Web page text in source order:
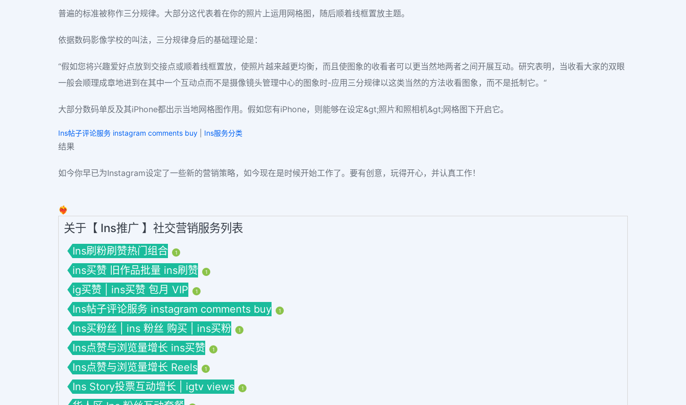
普遍的标准被称作三分规律。大部分这代表着在你的照片上运用网格图，随后顺着线框置放主题。
依据数码影像学校的叫法，三分规律身后的基础理论是：
“假如您将兴趣爱好点放到交接点或顺着线框置放，使照片越来越更均衡，而且使图象的收看者可以更当然地两者之间开展互动。研究表明，当收看大家的双眼
一般会顺理成章地进到在其中一个互动点而不是摄像镜头管理中心的图象时-应用三分规律以这类当然的方法收看图象，而不是抵制它。“
大部分数码单反及其iPhone都出示当地网格图作用。假如您有iPhone，则能够在设定&gt;照片和照相机&gt;网格图下开启它。
Ins帖子评论服务 instagram comments buy Ins服务分类
结果
如今你早已为Instagram设定了一些新的营销策略，如今现在是时候开始工作了。要有创意，玩得开心，并认真工作！
❤️‍🔥
关于【 Ins推广 】社交营销服务列表
Ins刷粉刷赞热门组合 1
ins买赞 旧作品批量 ins刷赞 1
ig买赞 | ins买赞 包月 VIP 1
Ins帖子评论服务 instagram comments buy 1
Ins买粉丝 | ins 粉丝 购买 | ins买粉 1
Ins点赞与浏览量增长 ins买赞 1
Ins点赞与浏览量增长 Reels 1
Ins Story投票互动增长 | igtv views 1